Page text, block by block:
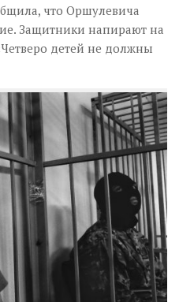
что Оршулевича
Защитники напирают на
детей не должны